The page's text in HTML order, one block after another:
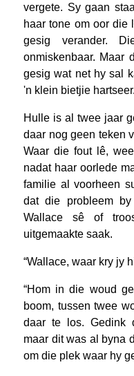
vergete. Sy gaan
haar tone om oor die
gesig verander.
onmiskenbaar. Maar
gesig wat net hy sal
ʹn klein bietjie hartseer.
Hulle is al twee jaar
daar nog geen teken
Waar die fout lê,
nadat haar oorlede
familie al voorheen
dat die probleem
Wallace sê of
uitgemaakte saak.
“Wallace, waar kry jy
“Hom in die woud
boom, tussen twee
daar te los. Gedink
maar dit was al byna
om die plek waar hy